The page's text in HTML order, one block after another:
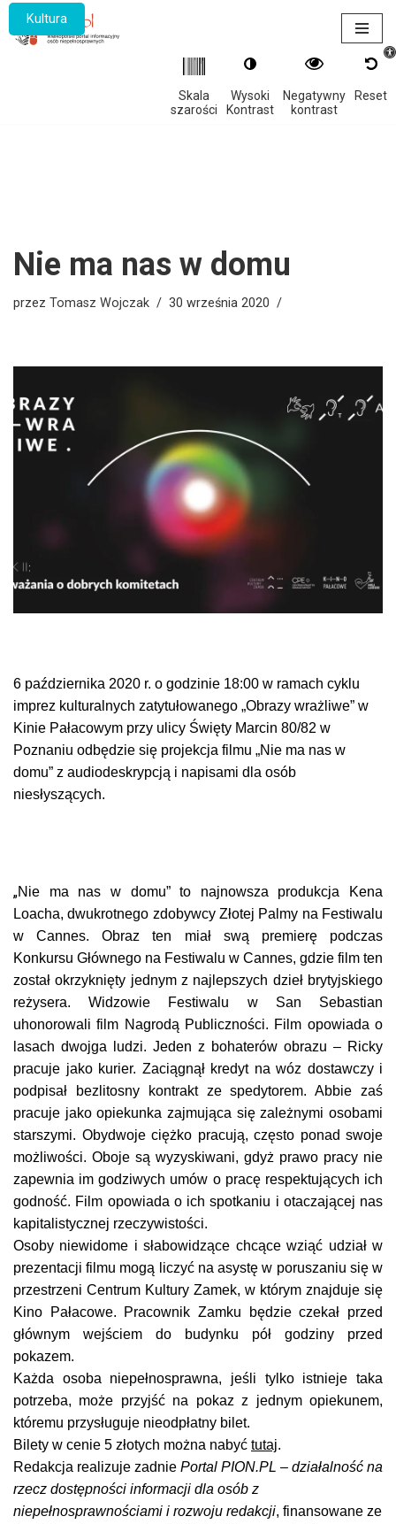
Skala
szarości
Wysoki
Kontrast
Negatywny
kontrast
Reset
Przejdź
Nie ma nas w domu
przez Tomasz Wojczak 30 września 2020
Kultura
6 października 2020 r. o godzinie 18:00 w ramach cyklu
imprez kulturalnych zatytułowanego „Obrazy wrażliwe” w
Kinie Pałacowym przy ulicy Święty Marcin 80/82 w
Poznaniu odbędzie się projekcja filmu „Nie ma nas w
domu” z audiodeskrypcją i napisami dla osób
niesłyszących.
„Nie ma nas w domu” to najnowsza produkcja Kena
Loacha, dwukrotnego zdobywcy Złotej Palmy na Festiwalu
w Cannes. Obraz ten miał swą premierę podczas
Konkursu Głównego na Festiwalu w Cannes, gdzie film ten
został okrzyknięty jednym z najlepszych dzieł brytyjskiego
reżysera. Widzowie Festiwalu w San Sebastian
uhonorowali film Nagrodą Publiczności. Film opowiada o
lasach dwojga ludzi. Jeden z bohaterów obrazu – Ricky
pracuje jako kurier. Zaciągnął kredyt na wóz dostawczy i
podpisał bezlitosny kontrakt ze spedytorem. Abbie zaś
pracuje jako opiekunka zajmująca się zależnymi osobami
starszymi. Obydwoje ciężko pracują, często ponad swoje
możliwości. Oboje są wyzyskiwani, gdyż prawo pracy nie
zapewnia im godziwych umów o pracę respektujących ich
godność. Film opowiada o ich spotkaniu i otaczającej nas
kapitalistycznej rzeczywistości.
Osoby niewidome i słabowidzące chcące wziąć udział w
prezentacji filmu mogą liczyć na asystę w poruszaniu się w
przestrzeni Centrum Kultury Zamek, w którym znajduje się
Kino Pałacowe. Pracownik Zamku będzie czekał przed
głównym wejściem do budynku pół godziny przed
pokazem.
Każda osoba niepełnosprawna, jeśli tylko istnieje taka
potrzeba, może przyjść na pokaz z jednym opiekunem,
któremu przysługuje nieodpłatny bilet.
Bilety w cenie 5 złotych można nabyć tutaj.
Redakcja realizuje zadnie Portal PION.PL – działalność na
rzecz dostępności informacji dla osób z
niepełnosprawnościami i rozwoju redakcji, finansowane ze